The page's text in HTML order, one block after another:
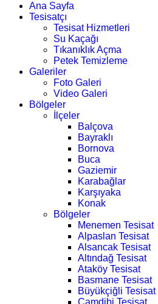
Ana Sayfa
Tesisatçı
Tesisat Hizmetleri
Su Kaçağı
Tıkanıklık Açma
Petek Temizleme
Galeriler
Foto Galeri
Video Galeri
Bölgeler
İlçeler
Balçova
Bayraklı
Bornova
Buca
Gaziemir
Karabağlar
Karşıyaka
Konak
Bölgeler
Menemen Tesisat
Alpaslan Tesisat
Alsancak Tesisat
Altındağ Tesisat
Ataköy Tesisat
Basmane Tesisat
Büyükçiğli Tesisat
Çamdibi Tesisat